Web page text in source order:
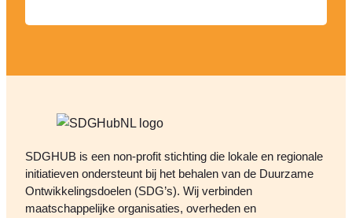
verantwoordelijkheid. Ook voor wie dit
wie niet in een standaard baanprofiel past.
SDGHUB is een non-profit stichting die lokale en regionale
initiatieven ondersteunt bij het behalen van de Duurzame
Ontwikkelingsdoelen (SDG’s). Wij verbinden
maatschappelijke organisaties, overheden en